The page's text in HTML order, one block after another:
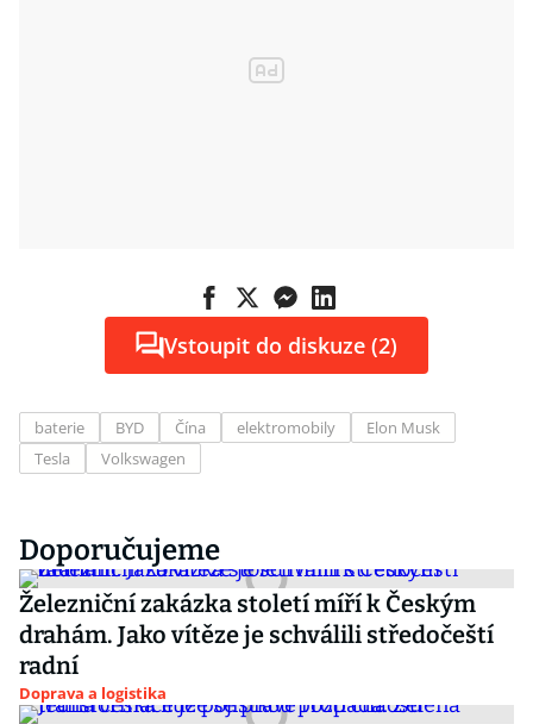
Vstoupit do diskuze (2)
baterie BYD Čína elektromobily
Elon Musk
Tesla
Volkswagen
Doporučujeme
Železniční zakázka století míří k Českým
drahám. Jako vítěze je schválili středočeští
radní
Doprava a logistika